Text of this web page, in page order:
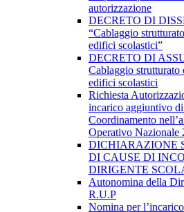
autorizzazione
DECRETO DI
“Cablaggio
edifici scolastici”
DECRETO DI
Cablaggio strutturato
edifici scolastici
Richiesta
incarico aggiuntivo
Coordinamento
Operativo Nazionale
DICHIARAZIONE
DI CAUSE DI
DIRIGENTE
Autonomina della
R.U.P
Nomina per